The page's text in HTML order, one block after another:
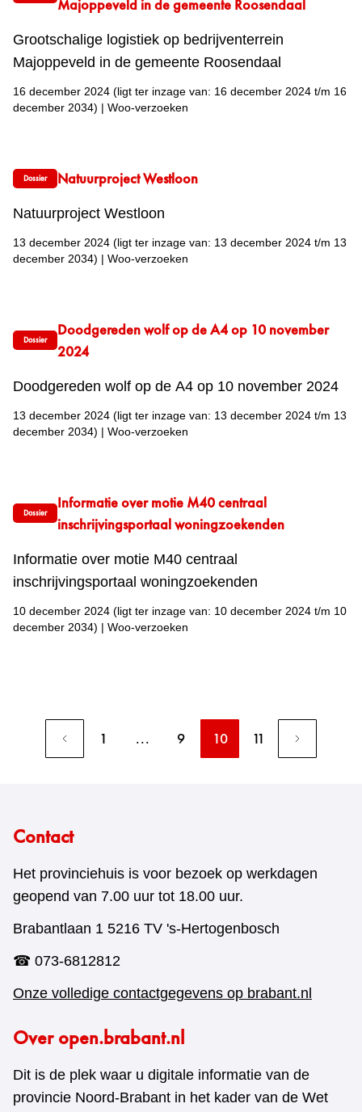
Majoppeveld in de gemeente Roosendaal
Grootschalige logistiek op bedrijventerrein
Majoppeveld in de gemeente Roosendaal
16 december 2024 (ligt ter inzage van: 16 december 2024 t/m 16
december 2034) | Woo-verzoeken
Dossier Natuurproject Westloon
Natuurproject Westloon
13 december 2024 (ligt ter inzage van: 13 december 2024 t/m 13
december 2034) | Woo-verzoeken
Dossier
Doodgereden wolf op de A4 op 10 november
2024
Doodgereden wolf op de A4 op 10 november 2024
13 december 2024 (ligt ter inzage van: 13 december 2024 t/m 13
december 2034) | Woo-verzoeken
Dossier
Informatie over motie M40 centraal
inschrijvingsportaal woningzoekenden
Informatie over motie M40 centraal
inschrijvingsportaal woningzoekenden
10 december 2024 (ligt ter inzage van: 10 december 2024 t/m 10
december 2034) | Woo-verzoeken
1 ... 9 10 11
Contact
Het provinciehuis is voor bezoek op werkdagen
geopend van 7.00 uur tot 18.00 uur.
Brabantlaan 1 5216 TV 's-Hertogenbosch
☎ 073-6812812
Onze volledige contactgegevens op brabant.nl
Over open.brabant.nl
Dit is de plek waar u digitale informatie van de
provincie Noord-Brabant in het kader van de Wet